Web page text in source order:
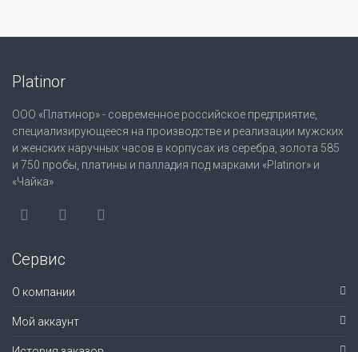
Platinor
ООО «Платинор» - современное российское предприятие,
специализирующееся на производстве и реализации мужских
и женских наручных часов в корпусах из серебра, золота 585
и 750 пробы, платины и палладия под марками «Platinor» и
«Чайка»
Сервис
О компании
Мой аккаунт